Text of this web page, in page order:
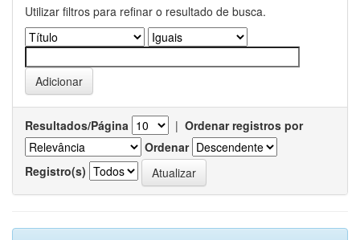
Utilizar filtros para refinar o resultado de busca.
Resultados/Página | Ordenar registros por
Ordenar
Registro(s)